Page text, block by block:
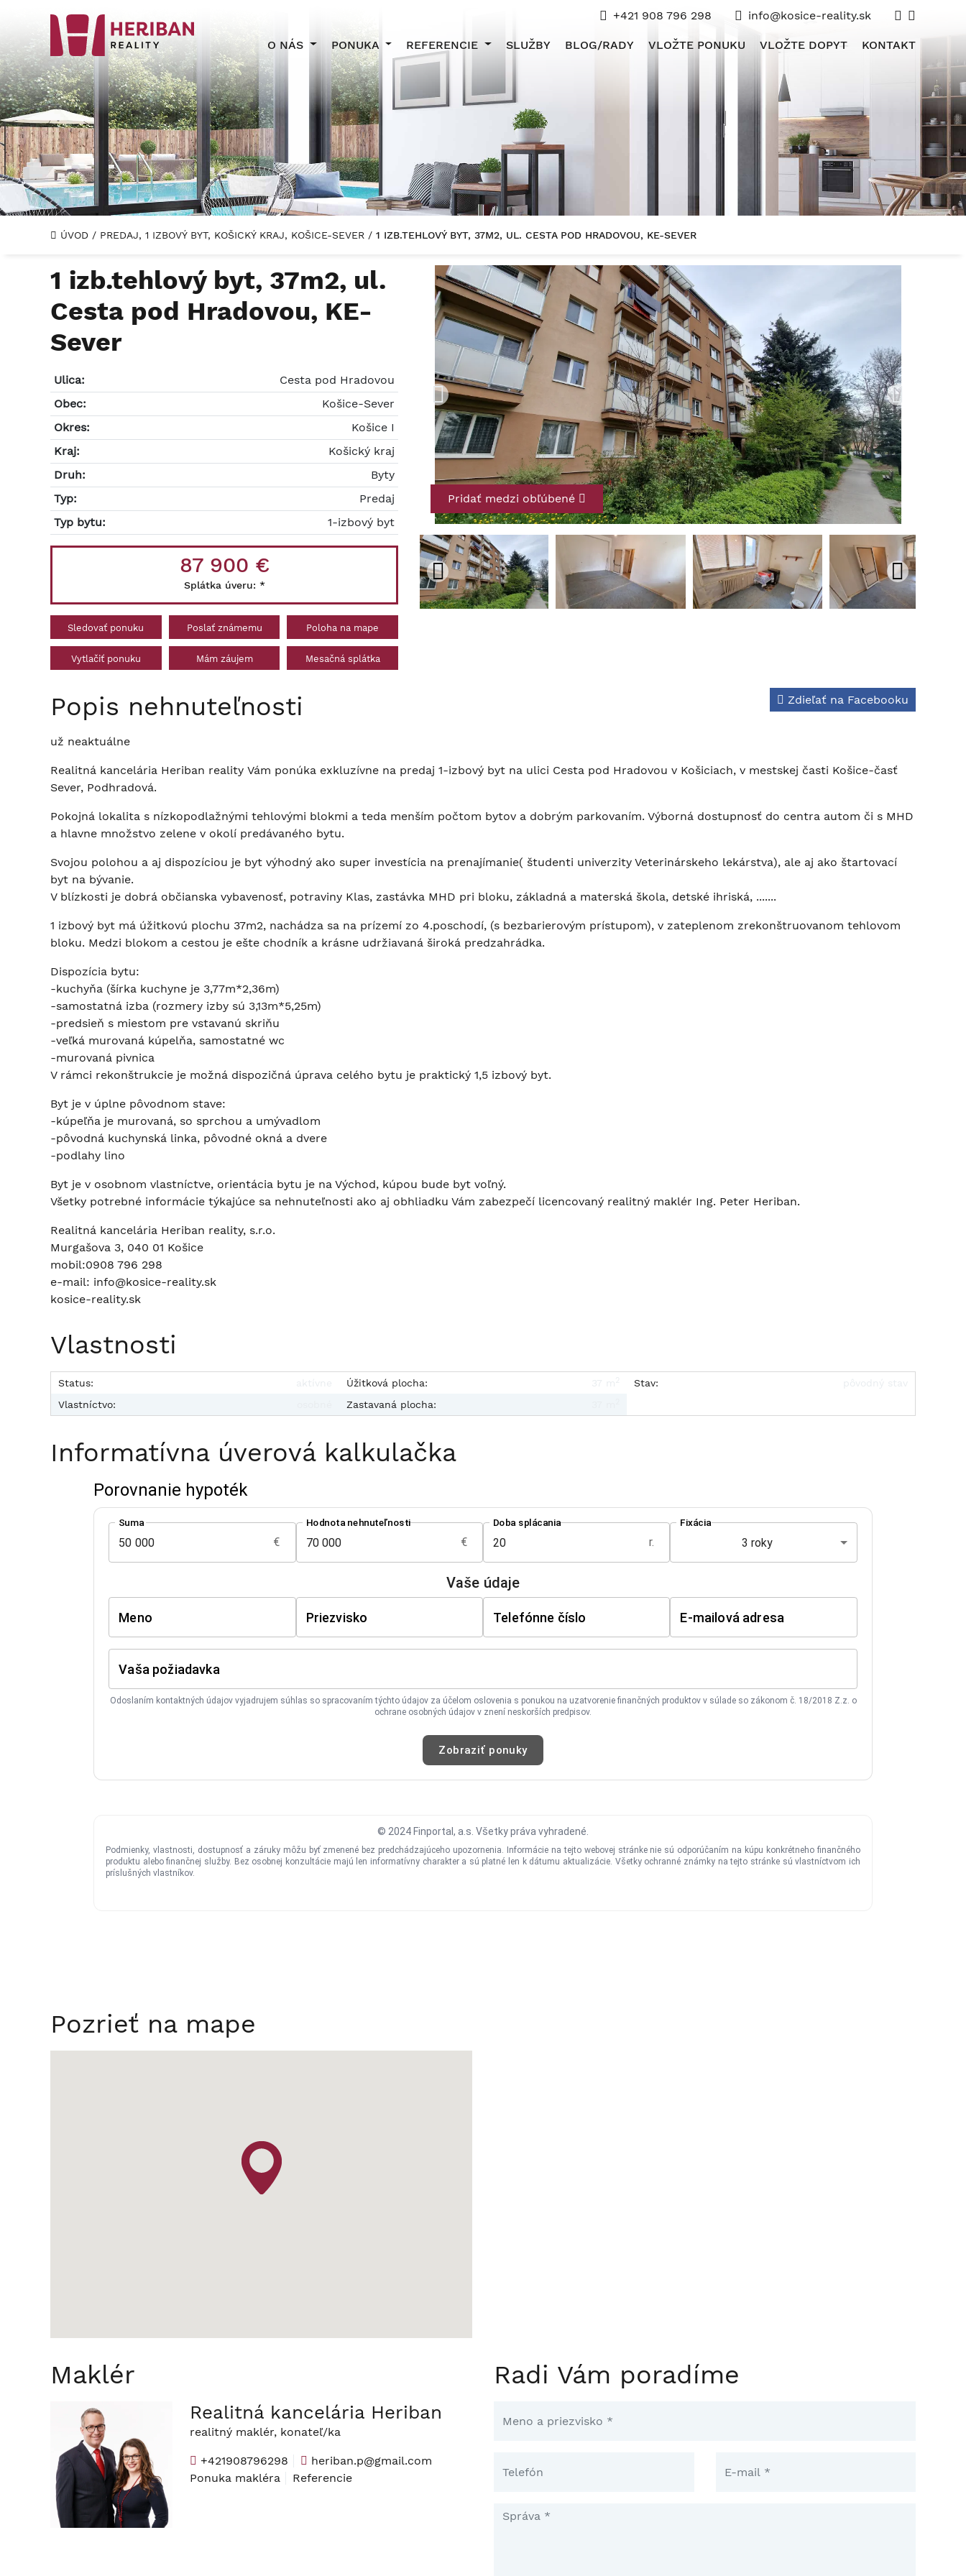
+421 908 796 298 info@kosice-reality.sk
O NÁS PONUKA REFERENCIE SLUŽBY BLOG/RADY VLOŽTE PONUKU VLOŽTE DOPYT KONTAKT
ÚVOD / PREDAJ, 1 IZBOVÝ BYT, KOŠICKÝ KRAJ, KOŠICE-SEVER / 1 IZB.TEHLOVÝ BYT, 37M2, UL. CESTA POD HRADOVOU, KE-SEVER
1 izb.tehlový byt, 37m2, ul.
Cesta pod Hradovou, KE-
Sever
Ulica:
Cesta pod Hradovou
Obec:
Košice-Sever
Okres:
Košice I
Kraj:
Košický kraj
Druh:
Byty
Typ:
Predaj
Typ bytu:
1-izbový byt
87 900 €
Splátka úveru: *
Sledovať ponuku Poslať známemu Poloha na mape
Vytlačiť ponuku Mám záujem Mesačná splátka
Pridať medzi obľúbené
Popis nehnuteľnosti Zdieľať na Facebooku
už neaktuálne
Realitná kancelária Heriban reality Vám ponúka exkluzívne na predaj 1-izbový byt na ulici Cesta pod Hradovou v Košiciach, v mestskej časti Košice-časť
Sever, Podhradová.
Pokojná lokalita s nízkopodlažnými tehlovými blokmi a teda menším počtom bytov a dobrým parkovaním. Výborná dostupnosť do centra autom či s MHD
a hlavne množstvo zelene v okolí predávaného bytu.
Svojou polohou a aj dispozíciou je byt výhodný ako super investícia na prenajímanie( študenti univerzity Veterinárskeho lekárstva), ale aj ako štartovací
byt na bývanie.
V blízkosti je dobrá občianska vybavenosť, potraviny Klas, zastávka MHD pri bloku, základná a materská škola, detské ihriská, .......
1 izbový byt má úžitkovú plochu 37m2, nachádza sa na prízemí zo 4.poschodí, (s bezbarierovým prístupom), v zateplenom zrekonštruovanom tehlovom
bloku. Medzi blokom a cestou je ešte chodník a krásne udržiavaná široká predzahrádka.
Dispozícia bytu:
-kuchyňa (šírka kuchyne je 3,77m*2,36m)
-samostatná izba (rozmery izby sú 3,13m*5,25m)
-predsieň s miestom pre vstavanú skriňu
-veľká murovaná kúpelňa, samostatné wc
-murovaná pivnica
V rámci rekonštrukcie je možná dispozičná úprava celého bytu je praktický 1,5 izbový byt.
Byt je v úplne pôvodnom stave:
-kúpeľňa je murovaná, so sprchou a umývadlom
-pôvodná kuchynská linka, pôvodné okná a dvere
-podlahy lino
Byt je v osobnom vlastníctve, orientácia bytu je na Východ, kúpou bude byt voľný.
Všetky potrebné informácie týkajúce sa nehnuteľnosti ako aj obhliadku Vám zabezpečí licencovaný realitný maklér Ing. Peter Heriban.
Realitná kancelária Heriban reality, s.r.o.
Murgašova 3, 040 01 Košice
mobil:0908 796 298
e-mail: info@kosice-reality.sk
kosice-reality.sk
Vlastnosti
Status:
Vlastníctvo:
Úžitková plocha:
Zastavaná plocha:
Stav:
Informatívna úverová kalkulačka
Pozrieť na mape
Maklér
Realitná kancelária Heriban
realitný maklér, konateľ/ka
+421908796298
heriban.p@gmail.com
Ponuka makléra
Referencie
Radi Vám poradíme